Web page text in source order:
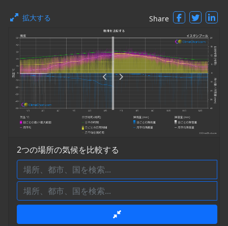
拡大する Share
2つの場所の気候を比較する